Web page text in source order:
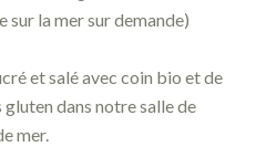
sur la mer sur demande)
et salé avec coin bio et de
dans notre salle de
mer.